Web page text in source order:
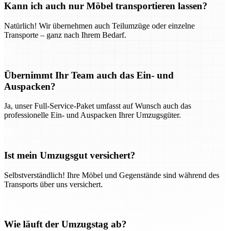
Kann ich auch nur Möbel transportieren lassen?
Natürlich! Wir übernehmen auch Teilumzüge oder einzelne
Transporte – ganz nach Ihrem Bedarf.
Übernimmt Ihr Team auch das Ein- und
Auspacken?
Ja, unser Full-Service-Paket umfasst auf Wunsch auch das
professionelle Ein- und Auspacken Ihrer Umzugsgüter.
Ist mein Umzugsgut versichert?
Selbstverständlich! Ihre Möbel und Gegenstände sind während des
Transports über uns versichert.
Wie läuft der Umzugstag ab?